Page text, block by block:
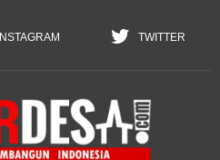
INSTAGRAM TWITTER